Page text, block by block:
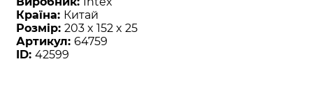
Країна: Китай
Розмір: 203 x 152 x 25
Артикул: 64759
ID: 42599